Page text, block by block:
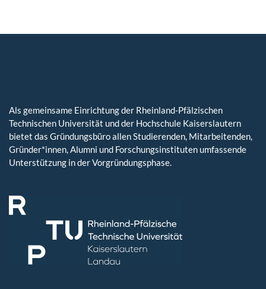
Als gemeinsame Einrichtung der Rheinland-Pfälzischen
Technischen Universität und der Hochschule Kaiserslautern
bietet das Gründungsbüro allen Studierenden, Mitarbeitenden,
Gründer*innen, Alumni und Forschungsinstituten umfassende
Unterstützung in der Vorgründungsphase.